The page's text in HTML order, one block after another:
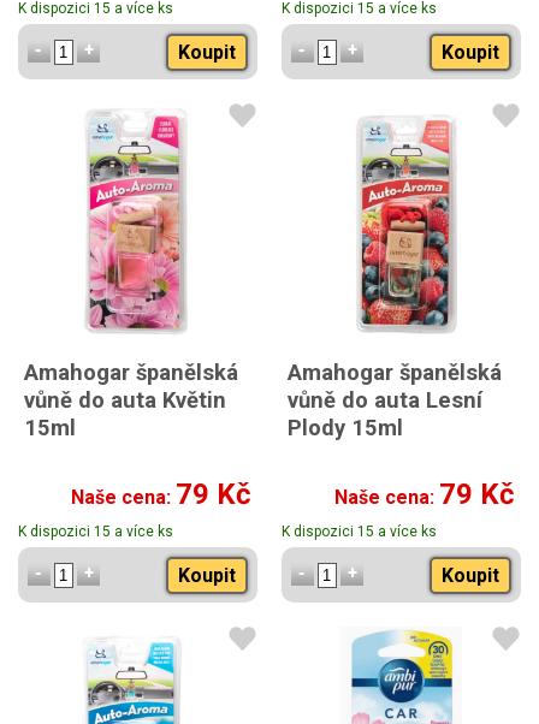
K dispozici 15 a více ks
Koupit
K dispozici 15 a více ks
Koupit
Amahogar španělská
vůně do auta Květin
15ml
Naše cena: 79 Kč
K dispozici 15 a více ks
Koupit
Amahogar španělská
vůně do auta Lesní
Plody 15ml
Naše cena: 79 Kč
K dispozici 15 a více ks
Koupit